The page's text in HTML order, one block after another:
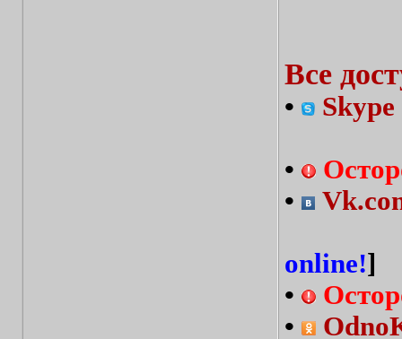
Все
•
•
•
online!]
•
•